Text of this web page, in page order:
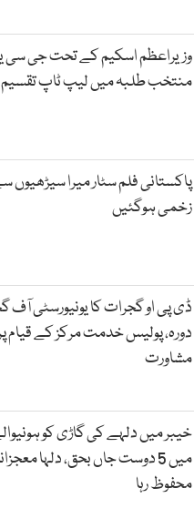
وزیراعظم اسکیم کے تحت جی سی
منتخب طلبہ میں لیپ ٹاپ تقسیم
پاکستانی فلم سٹار میرا سیڑھیوں
زخمی ہوگئیں
ڈی پی او گجرات کا یونیورسٹی آف
دورہ، پولیس خدمت مرکز کے قیام
مشاورت
خیبر میں دلہے کی گاڑی کو
میں 5 دوست جاں بحق، دلہا
محفوظ رہا